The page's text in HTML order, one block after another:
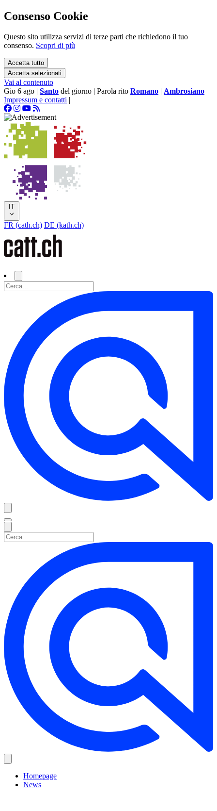
Consenso Cookie
Questo sito utilizza servizi di terze parti che richiedono il tuo
consenso. Scopri di più
Accetta tutto
Accetta selezionati
Vai al contenuto
Gio 6 ago | Santo del giorno | Parola rito Romano | Ambrosiano
Impressum e contatti |
IT
FR (cath.ch) DE (kath.ch)
Homepage
News